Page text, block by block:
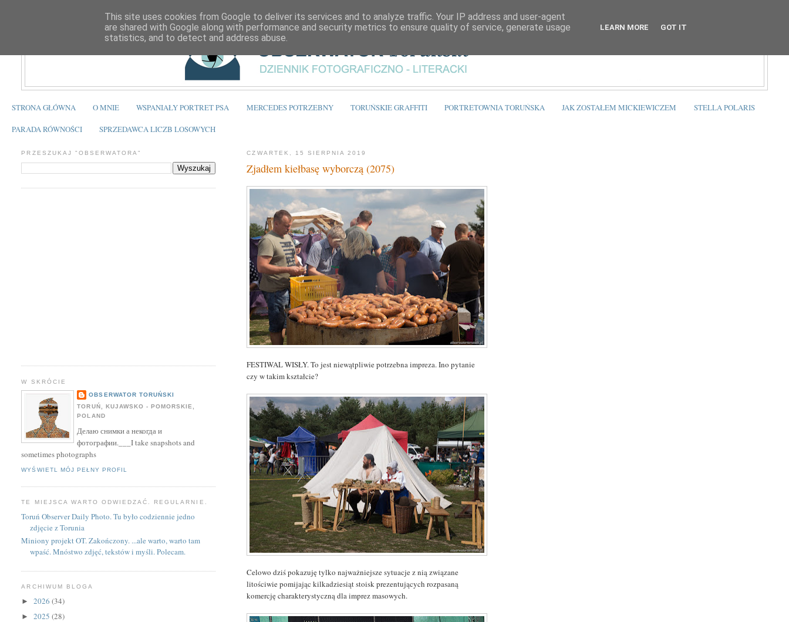
STRONA GŁÓWNA O MNIE WSPANIAŁY PORTRET PSA MERCEDES POTRZEBNY TORUŃSKIE GRAFFITI PORTRETOWNIA TORUŃSKA JAK ZOSTAŁEM MICKIEWICZEM STELLA POLARIS
PARADA RÓWNOŚCI SPRZEDAWCA LICZB LOSOWYCH
CZWARTEK, 15 SIERPNIA 2019
Zjadłem kiełbasę wyborczą (2075)
FESTIWAL WISŁY. To jest niewątpliwie potrzebna impreza. Ino pytanie
czy w takim kształcie?
Celowo dziś pokazuję tylko najważniejsze sytuacje z nią związane
litościwie pomijając kilkadziesiąt stoisk prezentujących rozpasaną
komercję charakterystyczną dla imprez masowych.
PRZESZUKAJ "OBSERWATORA"
W SKRÓCIE
OBSERWATOR TORUŃSKI
TORUŃ, KUJAWSKO - POMORSKIE,
POLAND
Делаю снимки а некогда и
фотографии.___I take snapshots and
sometimes photographs
WYŚWIETL MÓJ PEŁNY PROFIL
TE MIEJSCA WARTO ODWIEDZAĆ. REGULARNIE.
Toruń Observer Daily Photo. Tu było codziennie jedno
zdjęcie z Torunia
Miniony projekt OT. Zakończony. ...ale warto, warto tam
wpaść. Mnóstwo zdjęć, tekstów i myśli. Polecam.
ARCHIWUM BLOGA
►2026(34)
►2025(28)
This site uses cookies from Google to deliver its services and to analyze traffic. Your IP address and user-agent
are shared with Google along with performance and security metrics to ensure quality of service, generate usage
statistics, and to detect and address abuse.
LEARN MORE GOT IT